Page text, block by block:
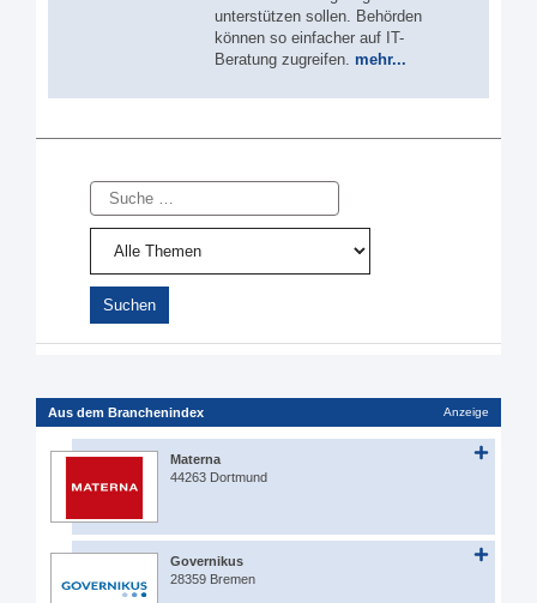
unterstützen sollen. Behörden
können so einfacher auf IT-
Beratung zugreifen. mehr...
Suche
Aus dem Branchenindex Anzeige
Materna
44263 Dortmund
Governikus
28359 Bremen